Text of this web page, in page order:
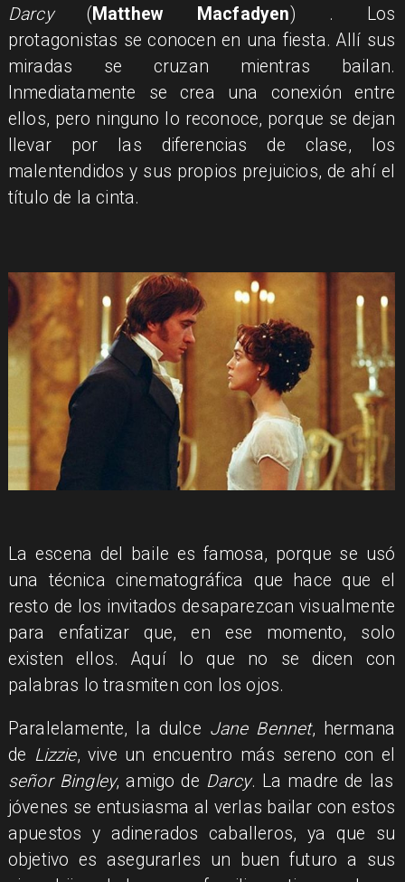
Darcy(Matthew Macfadyen)
. Los
protagonistas se conocen en una fiesta. Allí sus
miradas se cruzan mientras bailan.
Inmediatamente se crea una conexión entre
ellos, pero ninguno lo reconoce, porque se dejan
llevar por las diferencias de clase, los
malentendidos y sus propios prejuicios, de ahí el
título de la cinta.
La escena del baile es famosa, porque se usó
una técnica cinematográfica que hace que el
resto de los invitados desaparezcan visualmente
para enfatizar que, en ese momento, solo
existen ellos. Aquí lo que no se dicen con
palabras lo trasmiten con los ojos.
Paralelamente, la dulce Jane Bennet, hermana
de Lizzie, vive un encuentro más sereno con el
señor Bingley, amigo de Darcy. La madre de las
jóvenes se entusiasma al verlas bailar con estos
apuestos y adinerados caballeros, ya que su
objetivo es asegurarles un buen futuro a sus